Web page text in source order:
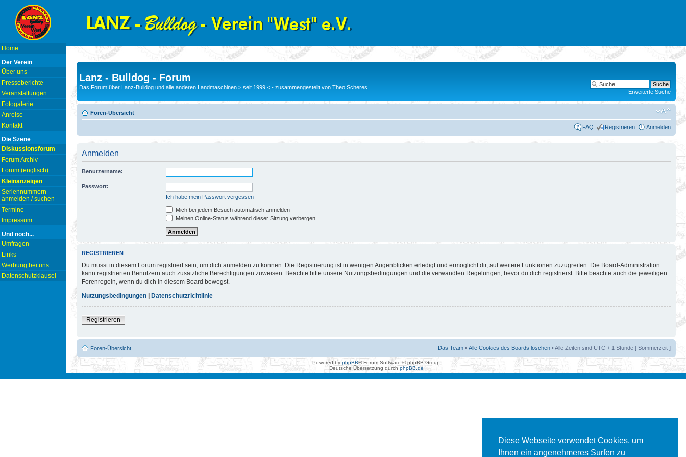
Diese Webseite verwendet Cookies, um
Ihnen ein angenehmeres Surfen zu
Home
Der Verein
Über uns
Presseberichte
Veranstaltungen
Fotogalerie
Anreise
Kontakt
Die Szene
Diskussionsforum
Forum Archiv
Forum (englisch)
Kleinanzeigen
Seriennummern
anmelden / suchen
Termine
Impressum
Und noch...
Umfragen
Links
Werbung bei uns
Datenschutzklausel
Lanz - Bulldog - Forum
Das Forum über Lanz-Bulldog und alle anderen Landmaschinen > seit 1999 < - zusammengestellt von Theo Scheres
Erweiterte Suche
Foren-Übersicht
FAQ Registrieren Anmelden
Anmelden
Benutzername:
Passwort:
Ich habe mein Passwort vergessen
Mich bei jedem Besuch automatisch anmelden
Meinen Online-Status während dieser Sitzung verbergen
REGISTRIEREN
Du musst in diesem Forum registriert sein, um dich anmelden zu können. Die Registrierung ist in wenigen Augenblicken erledigt und ermöglicht dir, auf weitere Funktionen zuzugreifen. Die Board-Administration
kann registrierten Benutzern auch zusätzliche Berechtigungen zuweisen. Beachte bitte unsere Nutzungsbedingungen und die verwandten Regelungen, bevor du dich registrierst. Bitte beachte auch die jeweiligen
Forenregeln, wenn du dich in diesem Board bewegst.
Nutzungsbedingungen | Datenschutzrichtlinie
Registrieren
Foren-Übersicht Das Team • Alle Cookies des Boards löschen • Alle Zeiten sind UTC + 1 Stunde [ Sommerzeit ]
Powered by phpBB® Forum Software © phpBB Group
Deutsche Übersetzung durch phpBB.de